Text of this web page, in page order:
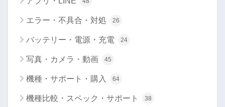
エラー・不具合・対処 26
バッテリー・電源・充電 24
写真・カメラ・動画 45
機種・サポート・購入 64
機種比較・スペック・サポート 38